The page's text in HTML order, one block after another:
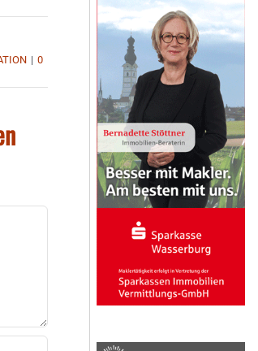
| 0